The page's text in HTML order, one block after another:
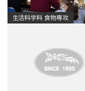
read
生活科学科 食物専攻